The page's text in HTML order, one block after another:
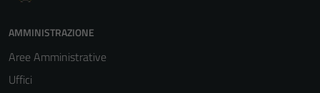
AMMINISTRAZIONE
Aree Amministrative
Uffici